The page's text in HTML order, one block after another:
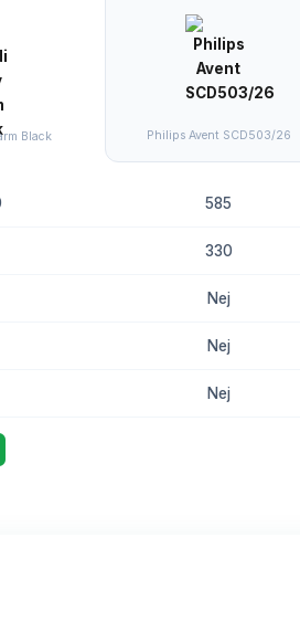
Black Philips Avent SCD503/26
585
330
Nej
Nej
Nej